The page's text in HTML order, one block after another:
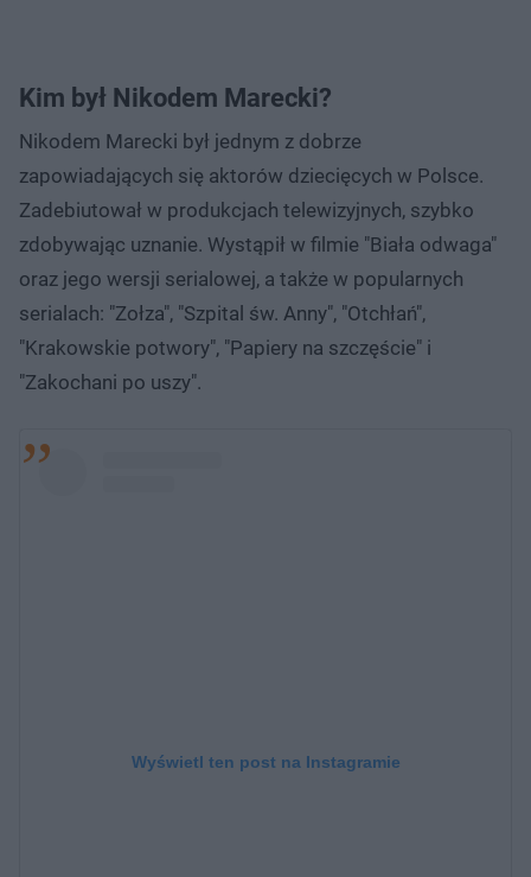
Kim był Nikodem Marecki?
Nikodem Marecki był jednym z dobrze
zapowiadających się aktorów dziecięcych w Polsce.
Zadebiutował w produkcjach telewizyjnych, szybko
zdobywając uznanie. Wystąpił w filmie "Biała odwaga"
oraz jego wersji serialowej, a także w popularnych
serialach: "Zołza", "Szpital św. Anny", "Otchłań",
"Krakowskie potwory", "Papiery na szczęście" i
"Zakochani po uszy".
Wyświetl ten post na Instagramie